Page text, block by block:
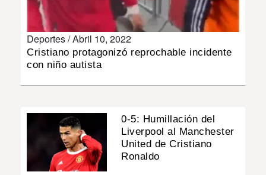
Deportes /Abril 10, 2022
Cristiano protagonizó reprochable incidente
con niño autista
0-5: Humillación del
Liverpool al Manchester
United de Cristiano
Ronaldo